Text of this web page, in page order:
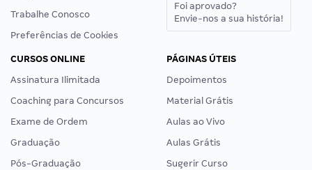
Trabalhe Conosco
Preferências de Cookies
Foi aprovado?
Envie-nos a sua história!
CURSOS ONLINE
Assinatura Ilimitada
Coaching para Concursos
Exame de Ordem
Graduação
Pós-Graduação
PÁGINAS ÚTEIS
Depoimentos
Material Grátis
Aulas ao Vivo
Aulas Grátis
Sugerir Curso